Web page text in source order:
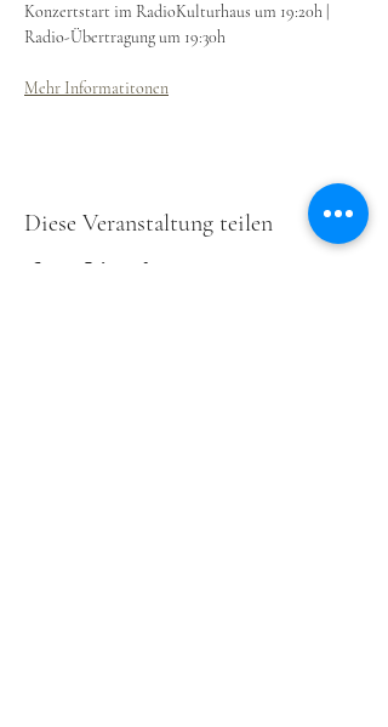
Konzertstart im RadioKulturhaus um 19:20h |
Radio-Übertragung um 19:30h
Mehr Informatitonen
Diese Veranstaltung teilen